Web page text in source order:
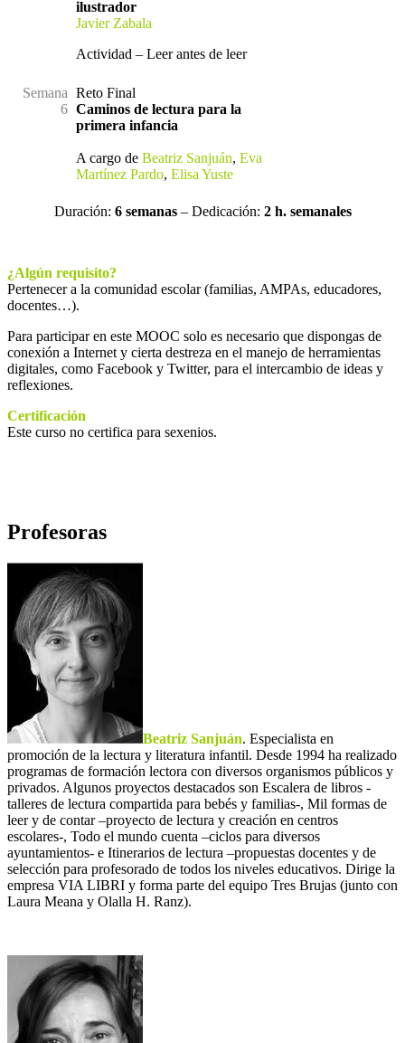
ilustrador
Javier Zabala
Actividad – Leer antes de leer
Semana
6
Reto Final
Caminos de lectura para la
primera infancia
A cargo de Beatriz Sanjuán, Eva
Martínez Pardo, Elisa Yuste
Duración: 6 semanas – Dedicación: 2 h. semanales
¿Algún requisito?
Pertenecer a la comunidad escolar (familias, AMPAs, educadores,
docentes…).
Para participar en este MOOC solo es necesario que dispongas de
conexión a Internet y cierta destreza en el manejo de herramientas
digitales, como Facebook y Twitter, para el intercambio de ideas y
reflexiones.
Certificación
Este curso no certifica para sexenios.
Profesoras
Beatriz Sanjuán. Especialista en
promoción de la lectura y literatura infantil. Desde 1994 ha realizado
programas de formación lectora con diversos organismos públicos y
privados. Algunos proyectos destacados son Escalera de libros -
talleres de lectura compartida para bebés y familias-, Mil formas de
leer y de contar –proyecto de lectura y creación en centros
escolares-, Todo el mundo cuenta –ciclos para diversos
ayuntamientos- e Itinerarios de lectura –propuestas docentes y de
selección para profesorado de todos los niveles educativos. Dirige la
empresa VIA LIBRI y forma parte del equipo Tres Brujas (junto con
Laura Meana y Olalla H. Ranz).